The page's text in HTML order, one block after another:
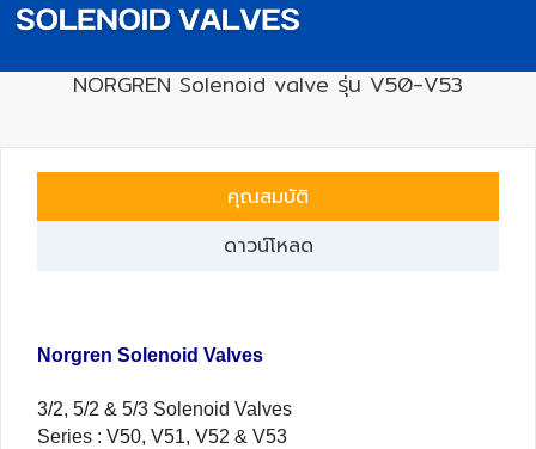
อัตโนมัติ)
น้ำ
เซ็นเซอร์
FAN
NORGREN Solenoid valve รุ่น V50-V53
คุณสมบัติ
ดาวน์โหลด
Norgren Solenoid Valves
3/2, 5/2 & 5/3 Solenoid Valves
Series : V50, V51, V52 & V53